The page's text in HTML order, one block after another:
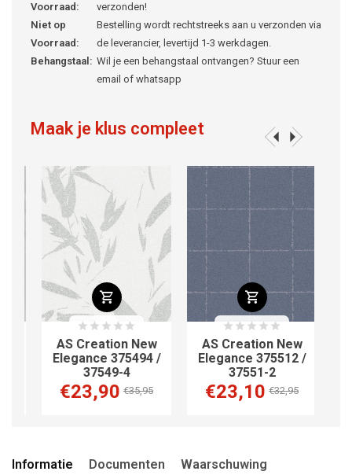
Voorraad:
verzonden!
Niet op
Voorraad:
Bestelling wordt rechtstreeks aan u verzonden via
de leverancier, levertijd 1-3 werkdagen.
Behangstaal: Wil je een behangstaal ontvangen? Stuur een
email of whatsapp
Maak je klus compleet
AS Creation New
Elegance 375494 /
37549-4
€23,90 €35,95
AS Creation New
Elegance 375512 /
37551-2
€23,10 €32,95
Informatie Documenten Waarschuwing